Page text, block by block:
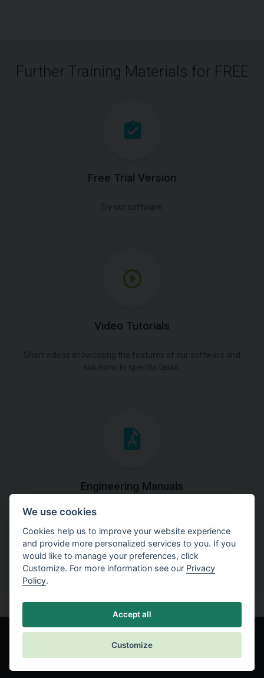
Further Training Materials for FREE
Free Trial Version
Try our software.
Video Tutorials
Short videos showcasing the features of our software and
solutions to specific tasks.
Engineering Manuals
Step by steps guides on how
to solve a specific tasks.
We use cookies
Cookies help us to improve your website experience
and provide more personalized services to you. If you
would like to manage your preferences, click
Customize. For more information see our Privacy
Policy.
Accept all
Customize